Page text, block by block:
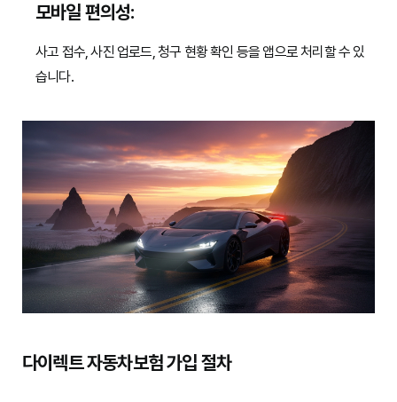
모바일 편의성:
사고 접수, 사진 업로드, 청구 현황 확인 등을 앱으로 처리할 수 있
습니다.
다이렉트 자동차보험 가입 절차